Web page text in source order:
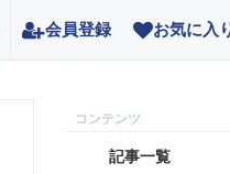
会員登録 お気に入
記事一覧